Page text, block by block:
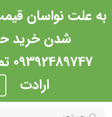
به علت نواسان
شدن خرید
ارادت